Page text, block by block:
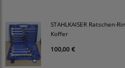
STAHLKAISER Ratschen-
Koffer
100,00 €